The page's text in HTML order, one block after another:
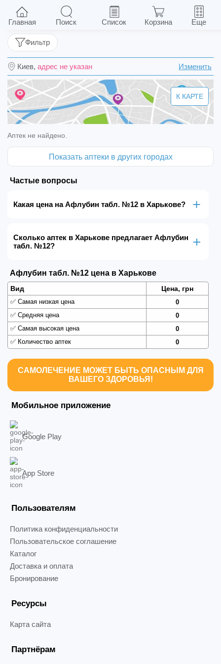
Афлубин табл. №12
Киев, адрес не указан Изменить
Фильтр
К КАРТЕ
Аптек не найдено.
Показать аптеки в других городах
Частые вопросы
Какая цена на Афлубин табл. №12 в Харькове?
Сколько аптек в Харькове предлагает Афлубин
табл. №12?
Афлубин табл. №12 цена в Харькове
Вид Цена, грн
✅ Самая низкая цена
0
✅ Средняя цена
0
✅ Самая высокая цена
0
✅ Количество аптек 0
САМОЛЕЧЕНИЕ МОЖЕТ БЫТЬ ОПАСНЫМ ДЛЯ
ВАШЕГО ЗДОРОВЬЯ!
Мобильное приложение
Google Play
App Store
Пользователям
Политика конфиденциальности
Пользовательское соглашение
Каталог
Доставка и оплата
Бронирование
Ресурсы
Карта сайта
Партнёрам
Главная Поиск Список Корзина Еще